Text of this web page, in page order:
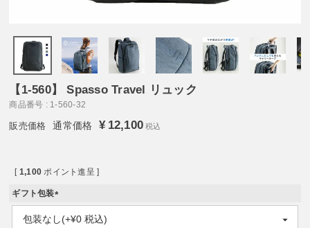
【1-560】 Spasso Travel リュック
商品番号 1-560-32
通常価格 ¥ 12,100 税込
[ 1,100 ポイント進呈 ]
ギフト包装
(
必